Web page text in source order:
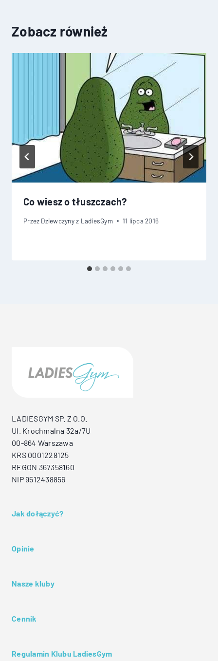
Zobacz również
Co wiesz o tłuszczach?
Przez Dziewczyny z LadiesGym 11 lipca 2016
LADIESGYM SP. Z O.O.
Ul. Krochmalna 32a/7U
00-864 Warszawa
KRS 0001228125
REGON 367358160
NIP 9512438856
Jak dołączyć?
Opinie
Nasze kluby
Cennik
Regulamin Klubu LadiesGym